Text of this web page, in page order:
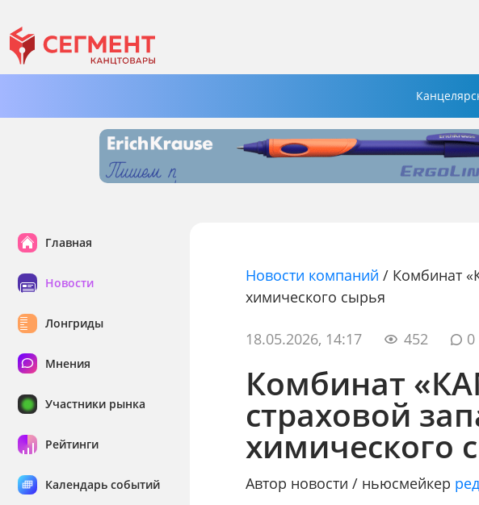
Главная
Новости
Лонгриды
Мнения
Участники рынка
Рейтинги
Календарь событий
Новости компаний / Комбинат
химического сырья
18.05.2026, 14:17 452 0
Комбинат
страховой
химического
Автор новости / ньюсмейкер